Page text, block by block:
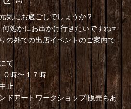
気にお過ごしでしょうか？
処かにお出かけ行きたいですね⭐️
の外での出店イベントのご案内で
て
０時〜１７時
止
ドアートワークショップ(販売もあ